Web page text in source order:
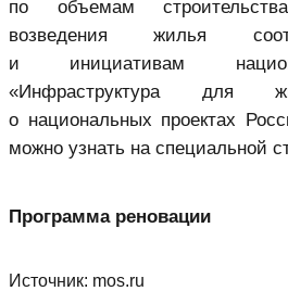
по объемам
возведения жилья
и инициативам
«Инфраструктура для
о национальных проектах
можно узнать на специальной
Программа реновации
Источник: mos.ru